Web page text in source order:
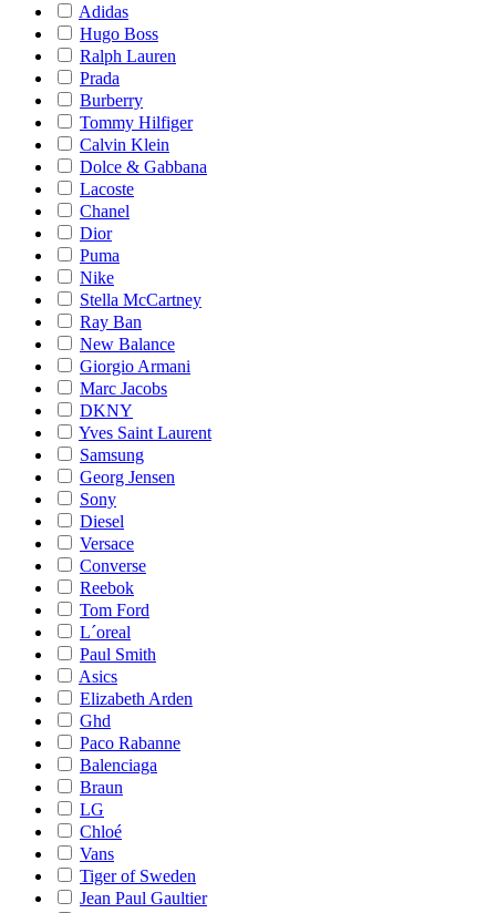
Adidas
Hugo Boss
Ralph Lauren
Prada
Burberry
Tommy Hilfiger
Calvin Klein
Dolce & Gabbana
Lacoste
Chanel
Dior
Puma
Nike
Stella McCartney
Ray Ban
New Balance
Giorgio Armani
Marc Jacobs
DKNY
Yves Saint Laurent
Samsung
Georg Jensen
Sony
Diesel
Versace
Converse
Reebok
Tom Ford
L´oreal
Paul Smith
Asics
Elizabeth Arden
Ghd
Paco Rabanne
Balenciaga
Braun
LG
Chloé
Vans
Tiger of Sweden
Jean Paul Gaultier